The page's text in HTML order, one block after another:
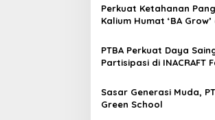
a
s
i
p
s
Perkuat Ketahanan
Kalium Humat ‘BA
PTBA Perkuat Daya
Partisipasi di INACRAFT
Sasar Generasi Muda,
Green School